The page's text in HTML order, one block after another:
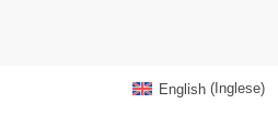
English(Inglese)